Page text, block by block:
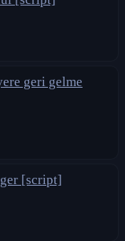
geri gelme
[script]